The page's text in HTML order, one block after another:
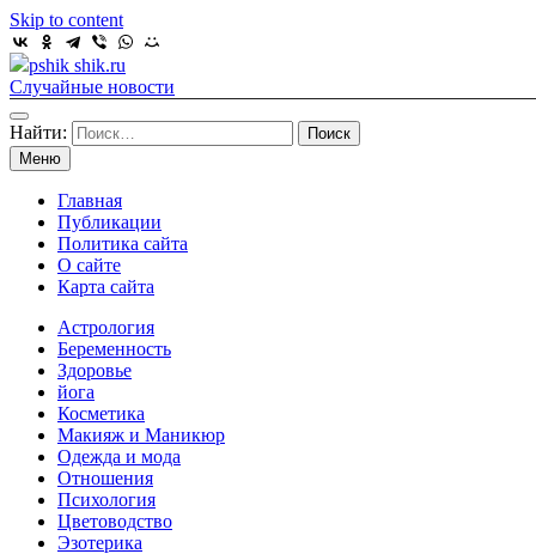
Skip to content
pshik shik.ru
Случайные новости
Найти:
Меню
Главная
Публикации
Политика сайта
О сайте
Карта сайта
Астрология
Беременность
Здоровье
йога
Косметика
Макияж и Маникюр
Одежда и мода
Отношения
Психология
Цветоводство
Эзотерика